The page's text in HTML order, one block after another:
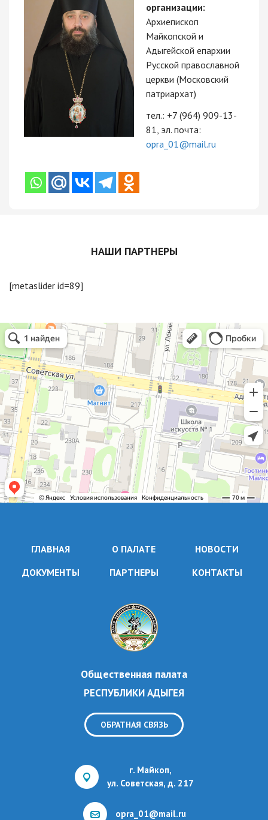
организации:
Архиепископ
Майкопской и
Адыгейской епархии
Русской православной
церкви (Московский
патриархат)
тел.: +7 (964) 909-13-
81, эл. почта:
opra_01@mail.ru
НАШИ ПАРТНЕРЫ
[metaslider id=89]
ГЛАВНАЯ О ПАЛАТЕ
НОВОСТИ
ДОКУМЕНТЫ
ПАРТНЕРЫ КОНТАКТЫ
Общественная палата
РЕСПУБЛИКИ АДЫГЕЯ
ОБРАТНАЯ СВЯЗЬ
г. Майкоп,
ул. Советская, д. 217
opra_01@mail.ru